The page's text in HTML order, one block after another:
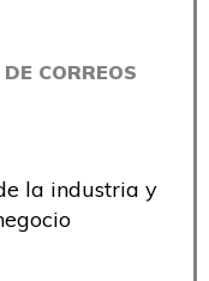
CORREOS
la industria y